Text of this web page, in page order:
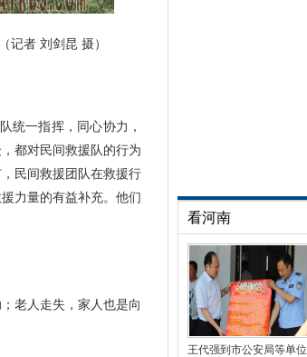
记者 刘剑昆 摄）
统一指挥，同心协力，
都对民间救援队的行为
民间救援团队在救援行
力量的有益补充。他们
老人走失，家人也是向
看河南
王代强到市公安局等单位